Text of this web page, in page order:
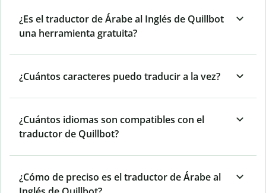
¿Es el traductor de Árabe al Inglés de Quillbot
una herramienta gratuita?
¿Cuántos caracteres puedo traducir a la vez?
¿Cuántos idiomas son compatibles con el
traductor de Quillbot?
¿Cómo de preciso es el traductor de Árabe al